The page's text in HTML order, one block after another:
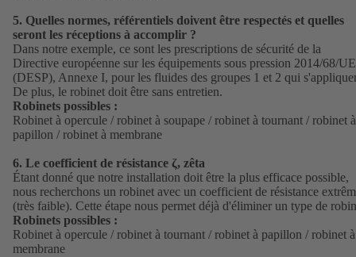
5. Quelles normes, référentiels doivent être respectés et quelles
seront les réceptions à accomplir ?
Dans notre exemple, ce sont les prescriptions de sécurité de la
Directive européenne sur les équipements sous pression 2014/68/UE
(DESP), Annexe I, pour les fluides des groupes 1 et 2 qui
De plus, le robinet doit être sans entretien.
Robinets possibles :
Robinet à opercule / robinet à soupape / robinet à tournant / robinet à
papillon / robinet à membrane
6. Le coefficient de résistance ζ, zêta
Étant donné que notre installation doit être la plus efficace possible,
nous recherchons un robinet avec un coefficient de résistance
(très faible). Cette étape nous permet déjà d'éliminer un type de
Robinets possibles :
Robinet à opercule / robinet à tournant / robinet à papillon / robinet à
membrane